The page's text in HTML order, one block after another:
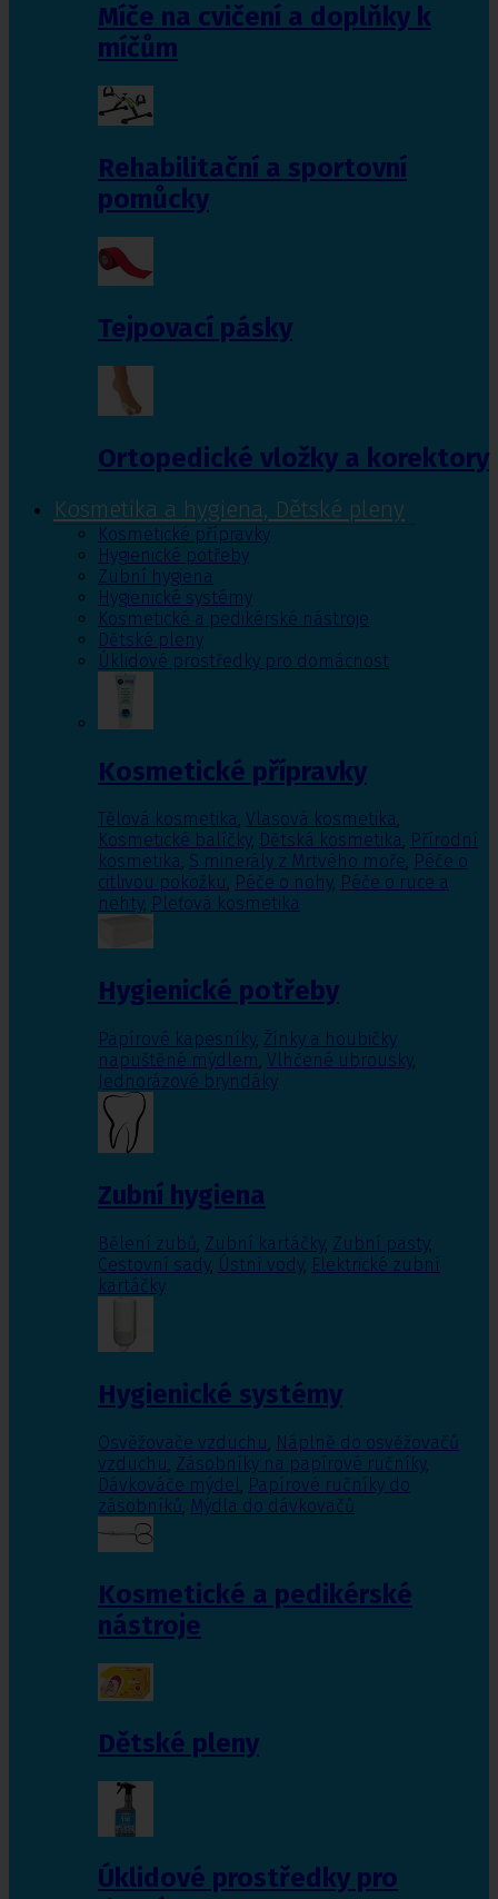
Míče na cvičení a doplňky k
míčům
Rehabilitační a sportovní
pomůcky
Tejpovací pásky
Ortopedické vložky a korektory
Kosmetika a hygiena, Dětské pleny
Kosmetické přípravky
Hygienické potřeby
Zubní hygiena
Hygienické systémy
Kosmetické a pedikérské nástroje
Dětské pleny
Úklidové prostředky pro domácnost
Kosmetické přípravky
Tělová kosmetika, Vlasová kosmetika,
Kosmetické balíčky, Dětská kosmetika, Přírodní
kosmetika, S minerály z Mrtvého moře, Péče o
citlivou pokožku, Péče o nohy, Péče o ruce a
nehty, Pleťová kosmetika
Hygienické potřeby
Papírové kapesníky, Žínky a houbičky
napuštěné mýdlem, Vlhčené ubrousky,
Jednorázové bryndáky
Zubní hygiena
Bělení zubů, Zubní kartáčky, Zubní pasty,
Cestovní sady, Ústní vody, Elektrické zubní
kartáčky
Hygienické systémy
Osvěžovače vzduchu, Náplně do osvěžovačů
vzduchu, Zásobníky na papírové ručníky,
Dávkováče mýdel, Papírové ručníky do
zásobníků, Mýdla do dávkovačů
Kosmetické a pedikérské
nástroje
Dětské pleny
Úklidové prostředky pro